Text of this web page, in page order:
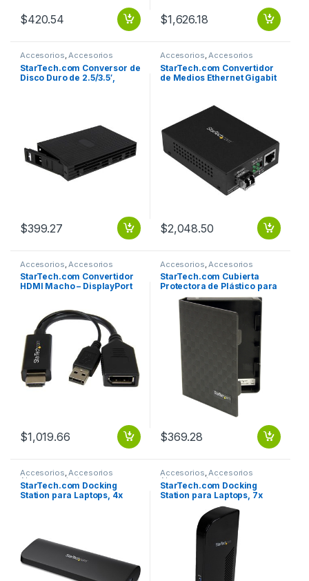
$420.54 $1,626.18
Accesorios Accesorios
Almacenamiento
StarTech.com Conversor de
Disco Duro de 2.5/3.5′,
$399.27
Accesorios Accesorios
Almacenamiento
StarTech.com Convertidor
de Medios Ethernet Gigabit
ETHERNET 1GB 550M .
$2,048.50
Accesorios Accesorios
Almacenamiento
StarTech.com Convertidor
HDMI Macho – DisplayPort
$1,019.66
Accesorios Accesorios
Almacenamiento
StarTech.com Cubierta
Protectora de Plástico para
Disco Duro 2.5″, Negro, 3
Piezas RA UNIDADES 2.5
PULGADAS
$369.28
Accesorios,Accesorios
Almacenamiento
StarTech.com Docking
Station para Laptops, 4x
Accesorios,Accesorios
Almacenamiento
StarTech.com Docking
Station para Laptops, 7x
USB 3.0, HDMI, DVI, Negro
UNIVERSAL USB 3.0 HDMI